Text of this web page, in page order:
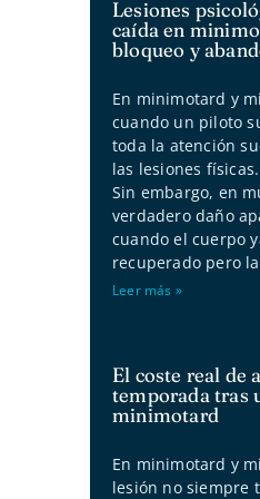
Lesiones
caída en
bloqueo y
En minimotard y
cuando un piloto
toda la atención
las lesiones físicas.
Sin embargo, en
verdadero daño
cuando el cuerpo
recuperado pero
Leer más »
El coste real de
temporada tras
minimotard
En minimotard y
lesión no siempre